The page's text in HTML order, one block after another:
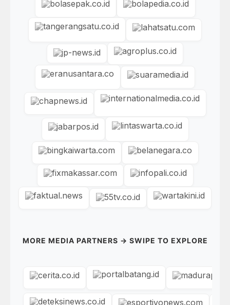
MORE MEDIA PARTNERS → SWIPE TO EXPLORE